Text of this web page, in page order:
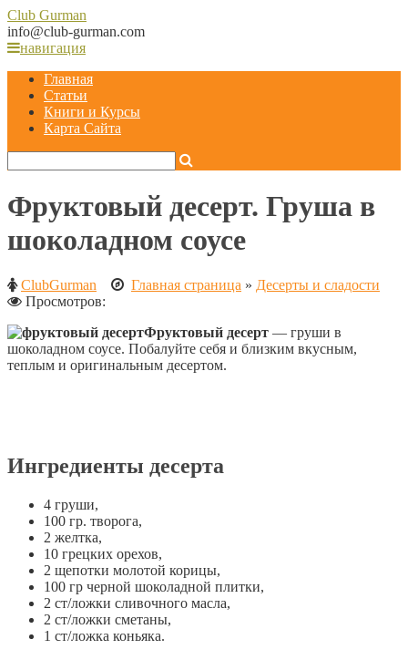
Club Gurman
info@club-gurman.com
навигация
Главная
Статьи
Книги и Курсы
Карта Сайта
Фруктовый десерт. Груша в
шоколадном соусе
ClubGurman Главная страница » Десерты и сладости
Просмотров:
Фруктовый десерт — груши в
шоколадном соусе. Побалуйте себя и близким вкусным,
теплым и оригинальным десертом.
Ингредиенты десерта
4 груши,
100 гр. творога,
2 желтка,
10 грецких орехов,
2 щепотки молотой корицы,
100 гр черной шоколадной плитки,
2 ст/ложки сливочного масла,
2 ст/ложки сметаны,
1 ст/ложка коньяка.